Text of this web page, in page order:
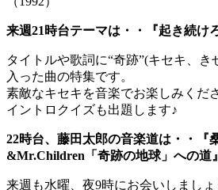
来週21時台テーマは・・『起き続け
タイトルや歌詞に“奇跡”(キセキ、
入った曲の特集です。
素敵なキセキを音楽でお楽しみくだ
イントロクイズも出題します♪
22時台、藤田太郎の音楽道は・・『
&Mr.Children「奇跡の地球」への道』
来週も水曜、夜9時にお会いしましょ